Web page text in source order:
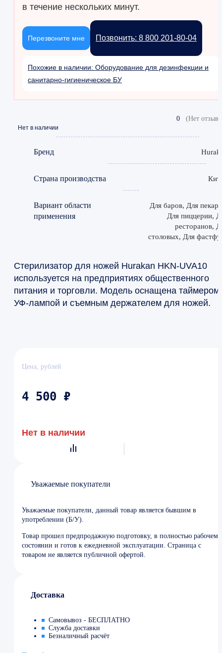
в течение нескольких минут.
Позвонить: 8 800 201-80-04
Перезвоните мне
Похожие в наличии: Оборудование для дезинфекции и
санитарно-гигиеническое БУ
0 (Нет
Нет в наличии
Бренд
Страна производства
Вариант области
применения
Для баров, Для
Для пиццерии,
ресторанов,
столовых, Для
Стерилизатор для ножей Hurakan HKN-UVA10
используется на предприятиях общественного
питания и торговли. Модель оснащена таймером,
УФ-лампой и съемным держателем для ножей.
Цена, рублей
4 500 ₽
Нет в наличии
Уважаемые покупатели
Уважаемые покупатели, данный товар является бывшим в
употреблении (Б/У).
Товар прошел предпродажную подготовку, в полностью рабочем
состоянии и готов к ежедневной эксплуатации. Страница с
товаром не является публичной офертой.
Доставка
Самовывоз - БЕСПЛАТНО
Служба доставки
Безналичный расчёт